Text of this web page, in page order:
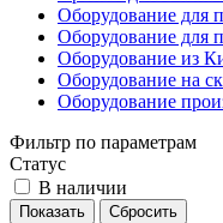
Оборудование для
Оборудование для
Оборудование из
Оборудование на
Оборудование
Фильтр по параметрам
Статус
В наличии
Сбросить